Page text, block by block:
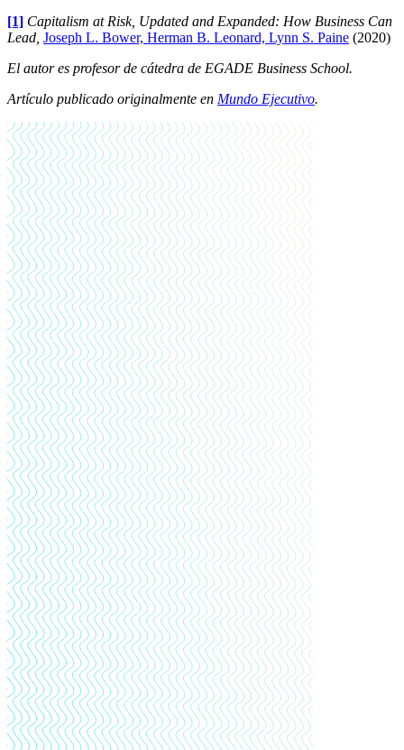
[1] Capitalism at Risk, Updated and Expanded: How Business Can
Lead, Joseph L. Bower, Herman B. Leonard, Lynn S. Paine (2020)
El autor es profesor de cátedra de EGADE Business School.
Artículo publicado originalmente en Mundo Ejecutivo.